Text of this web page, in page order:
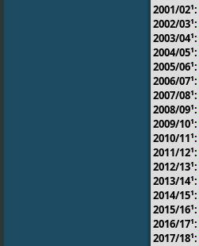
2001/02¹:
2002/03¹:
2003/04¹:
2004/05¹:
2005/06¹:
2006/07¹:
2007/08¹:
2008/09¹:
2009/10¹:
2010/11¹:
2011/12¹:
2012/13¹:
2013/14¹:
2014/15¹:
2015/16¹:
2016/17¹:
2017/18¹: